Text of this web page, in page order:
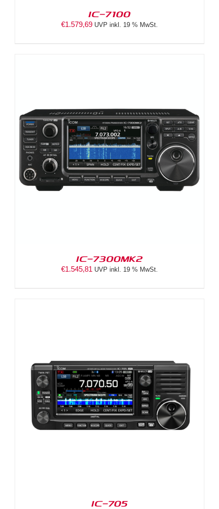
IC-7100
€1.579,69 UVP inkl. 19 % MwSt.
IC-7300MK2
€1.545,81 UVP inkl. 19 % MwSt.
IC-705